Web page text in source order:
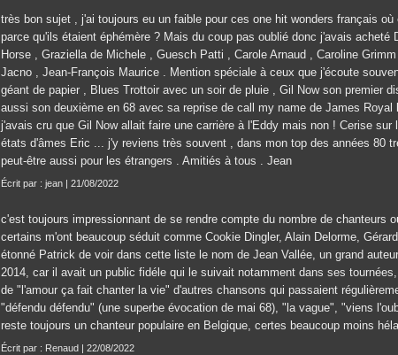
très bon sujet , j'ai toujours eu un faible pour ces one hit wonders français
parce qu'ils étaient éphémère ? Mais du coup pas oublié donc j'avais acheté
Horse , Graziella de Michele , Guesch Patti , Carole Arnaud , Caroline
Jacno , Jean-François Maurice . Mention spéciale à ceux que j'écoute
géant de papier , Blues Trottoir avec un soir de pluie , Gil Now son premier
aussi son deuxième en 68 avec sa reprise de call my name de James
j'avais cru que Gil Now allait faire une carrière à l'Eddy mais non ! Cerise
états d'âmes Eric ... j'y reviens très souvent , dans mon top des années 80
peut-être aussi pour les étrangers . Amitiés à tous . Jean
Écrit par : jean | 21/08/2022
c'est toujours impressionnant de se rendre compte du nombre de chanteurs
certains m'ont beaucoup séduit comme Cookie Dingler, Alain Delorme,
étonné Patrick de voir dans cette liste le nom de Jean Vallée, un grand
2014, car il avait un public fidéle qui le suivait notamment dans ses
de "l'amour ça fait chanter la vie" d'autres chansons qui passaient
"défendu défendu" (une superbe évocation de mai 68), "la vague", "viens
reste toujours un chanteur populaire en Belgique, certes beaucoup moins
Écrit par : Renaud | 22/08/2022